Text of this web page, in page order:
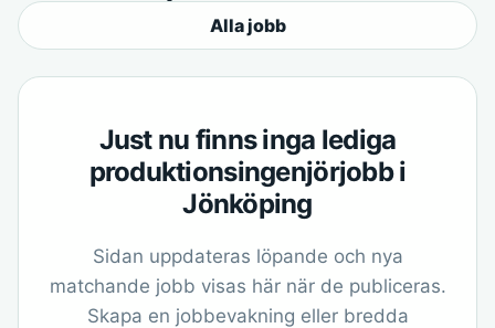
Alla jobb
Just nu finns inga lediga
produktionsingenjörjobb i
Jönköping
Sidan uppdateras löpande och nya
matchande jobb visas här när de publiceras.
Skapa en jobbevakning eller bredda